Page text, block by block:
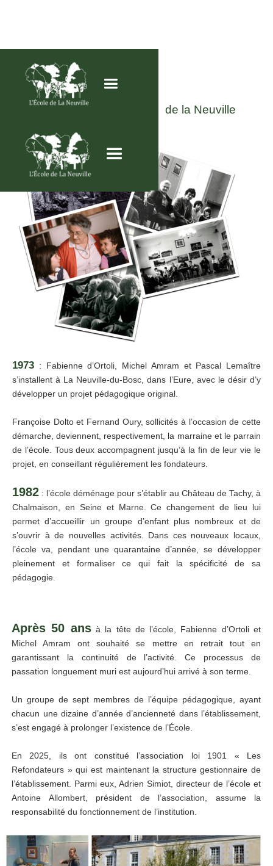
L'HISTOIRE de la Neuville
1973 : Fabienne d’Ortoli,
Michel Amram et Pascal Lemaître
s’installent à La Neuville-du-Bosc, dans l’Eure, avec le désir d’y
développer un projet pédagogique original.
Françoise Dolto et Fernand Oury, sollicités à l’occasion de cette
démarche, deviennent, respectivement, la marraine et le parrain
de l’école. Tous deux accompagnent jusqu’à la fin de leur vie le
projet, en conseillant régulièrement les fondateurs.
1982 : l’école déménage pour s’établir au Château de Tachy, à
Chalmaison, en Seine et Marne. Ce changement de lieu lui
permet d’accueillir un groupe d’enfant plus nombreux et de
s’ouvrir à de nouvelles activités. Dans ces nouveaux locaux,
l’école va, pendant une quarantaine d’année, se développer
pleinement et formaliser ce qui fait la spécificité de sa
pédagogie.
Après 50 ansà la tête de l’école, Fabienne d’Ortoli et
Michel Amram ont souhaité se mettre en retrait tout en
garantissant la continuité de l’activité. Ce processus de
passation longuement muri est aujourd’hui arrivé à son terme.
Un groupe de sept membres de l’équipe pédagogique, ayant
chacun une dizaine d’année d’ancienneté dans l’établissement,
s’est engagé à prolonger l’existence de l’École.
En 2025, ils ont constitué l’association loi 1901 « Les
Refondateurs » qui est maintenant la structure gestionnaire de
l’établissement. Parmi eux, Adrien Simiot, directeur de l’école et
Antoine Allombert, président de l’association, assume la
responsabilité du fonctionnement de l’institution.